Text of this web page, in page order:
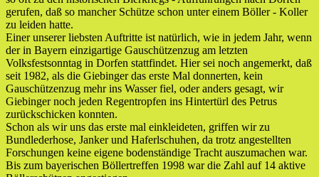
gerufen, daß so mancher Schütze schon unter einem Böller - Koller
zu leiden hatte.
Einer unserer liebsten Auftritte ist natürlich, wie in jedem Jahr, wenn
der in Bayern einzigartige Gauschützenzug am letzten
Volksfestsonntag in Dorfen stattfindet. Hier sei noch angemerkt, daß
seit 1982, als die Giebinger das erste Mal donnerten, kein
Gauschützenzug mehr ins Wasser fiel, oder anders gesagt, wir
Giebinger noch jeden Regentropfen ins Hintertürl des Petrus
zurückschicken konnten.
Schon als wir uns das erste mal einkleideten, griffen wir zu
Bundlederhose, Janker und Haferlschuhen, da trotz angestellten
Forschungen keine eigene bodenständige Tracht auszumachen war.
Bis zum bayerischen Böllertreffen 1998 war die Zahl auf 14 aktive